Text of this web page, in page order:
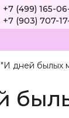
+7 (499) 165-
+7 (903) 707-
дней былых